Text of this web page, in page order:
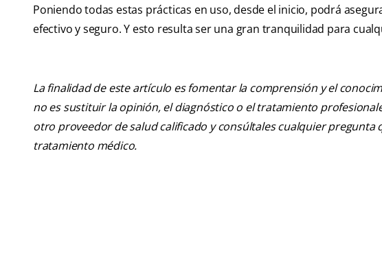
Poniendo todas estas prácticas en uso, desde el inicio, podrá
efectivo y seguro. Y esto resulta ser una gran tranquilidad para
La finalidad de este artículo es fomentar la comprensión y el
no es sustituir la opinión, el diagnóstico o el tratamiento
otro proveedor de salud calificado y consúltales cualquier pregunta
tratamiento médico.